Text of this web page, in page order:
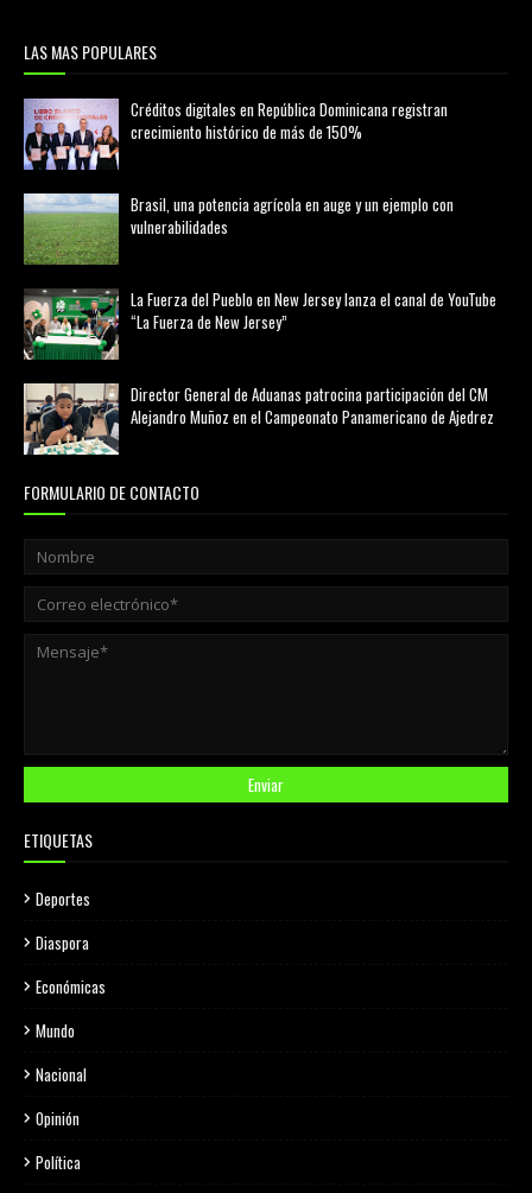
LAS MAS POPULARES
Créditos digitales en República Dominicana registran
crecimiento histórico de más de 150%
Brasil, una potencia agrícola en auge y un ejemplo con
vulnerabilidades
La Fuerza del Pueblo en New Jersey lanza el canal de YouTube
“La Fuerza de New Jersey”
Director General de Aduanas patrocina participación del CM
Alejandro Muñoz en el Campeonato Panamericano de Ajedrez
FORMULARIO DE CONTACTO
ETIQUETAS
Deportes
Diaspora
Económicas
Mundo
Nacional
Opinión
Política